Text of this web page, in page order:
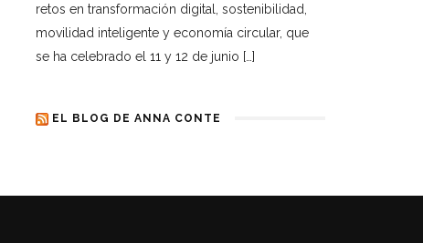
retos en transformación digital, sostenibilidad,
movilidad inteligente y economía circular, que
se ha celebrado el 11 y 12 de junio […]
EL BLOG DE ANNA CONTE